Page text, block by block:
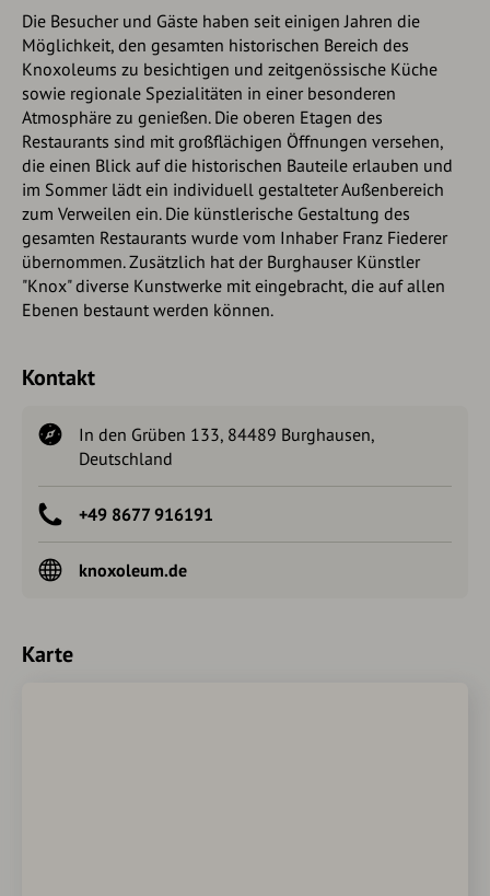
Die Besucher und Gäste haben seit einigen Jahren die
Möglichkeit, den gesamten historischen Bereich des
Knoxoleums zu besichtigen und zeitgenössische Küche
sowie regionale Spezialitäten in einer besonderen
Atmosphäre zu genießen. Die oberen Etagen des
Restaurants sind mit großflächigen Öffnungen versehen,
die einen Blick auf die historischen Bauteile erlauben und
im Sommer lädt ein individuell gestalteter Außenbereich
zum Verweilen ein. Die künstlerische Gestaltung des
gesamten Restaurants wurde vom Inhaber Franz Fiederer
übernommen. Zusätzlich hat der Burghauser Künstler
"Knox" diverse Kunstwerke mit eingebracht, die auf allen
Ebenen bestaunt werden können.
Kontakt
In den Grüben 133, 84489 Burghausen,
Deutschland
+49 8677 916191
knoxoleum.de
Karte